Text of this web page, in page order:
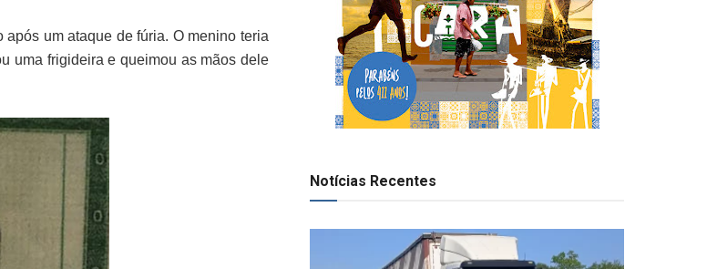
um ataque de fúria. O menino teria
uma frigideira e queimou as mãos dele
Notícias Recentes